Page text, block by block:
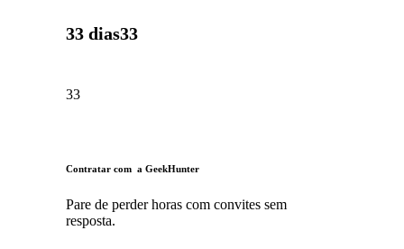
33 dias33
33
Contratar com a GeekHunter
Pare de perder horas com convites sem
resposta.